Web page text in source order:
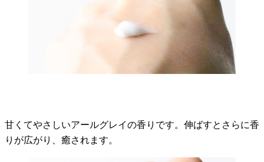
甘くてやさしいアールグレイの香りです。伸ばすとさらに香
りが広がり、癒されます。